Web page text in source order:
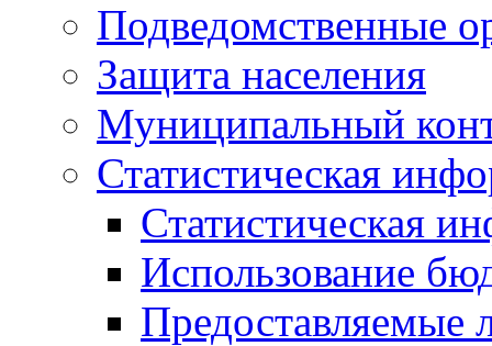
Подведомственные
Защита населения
Муниципальный
Статистическая
Статистическая
Использование
Предоставляемые